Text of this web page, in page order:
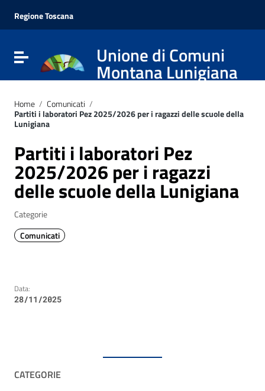
Vai al menu di navigazione
Vai al footer
Regione Toscana
Attiva / disattiva la navigazioneUnione di Comuni
Montana Lunigiana
Home / Comunicati /
Partiti i laboratori Pez 2025/2026 per i ragazzi delle scuole della
Lunigiana
Partiti i laboratori Pez
2025/2026 per i ragazzi
delle scuole della Lunigiana
Categorie
Comunicati
Data:
28/11/2025
CATEGORIE